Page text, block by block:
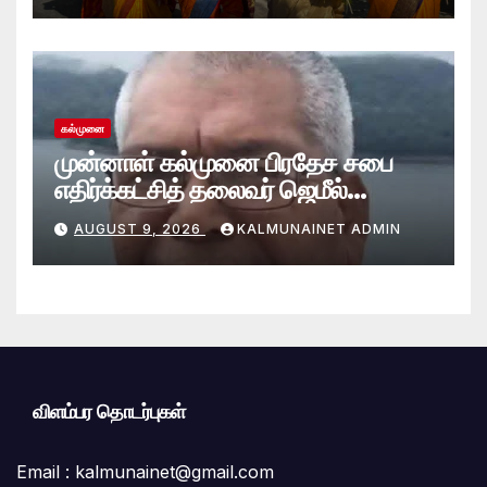
கல்முனை
முன்னாள் கல்முனை பிரதேச சபை
எதிர்க்கட்சித் தலைவர் ஜெமீல்
காலமானார்.!
AUGUST 9, 2026 KALMUNAINET ADMIN
விளம்பர தொடர்புகள்
Email : kalmunainet@gmail.com